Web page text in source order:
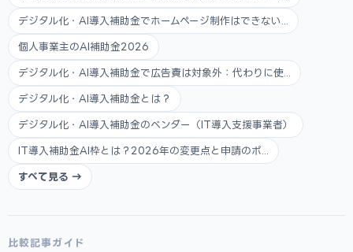
デジタル化・AI導入補助金でホームページ制作はできない...
個人事業主のAI補助金2026
デジタル化・AI導入補助金で広告費は対象外：代わりに使...
デジタル化・AI導入補助金とは？
デジタル化・AI導入補助金のベンダー（IT導入支援事業者）
IT導入補助金AI枠とは？2026年の変更点と申請のポ...
すべて見る →
比較記事ガイド